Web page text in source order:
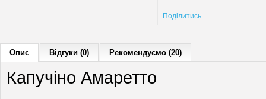
Поділитись
Опис Відгуки (0) Рекомендуємо (20)
Капучіно Амаретто